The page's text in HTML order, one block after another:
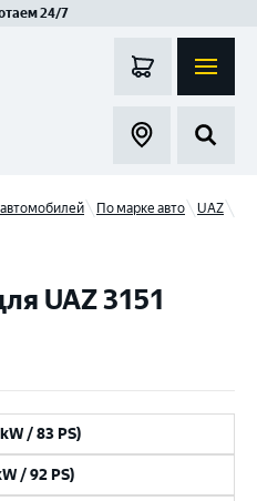
24/7
По марке авто
UAZ
UAZ 3151
/ 83 PS)
/ 92 PS)